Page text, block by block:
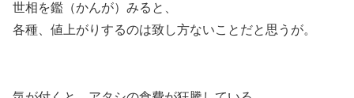
世相を鑑（かんが）みると、
各種、値上がりするのは致し方ないことだと思うが。